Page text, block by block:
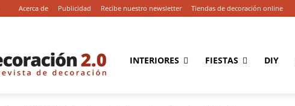
Acerca de Publicidad Recibe nuestro newsletter Tiendas de decoración online
INTERIORES FIESTAS DIY